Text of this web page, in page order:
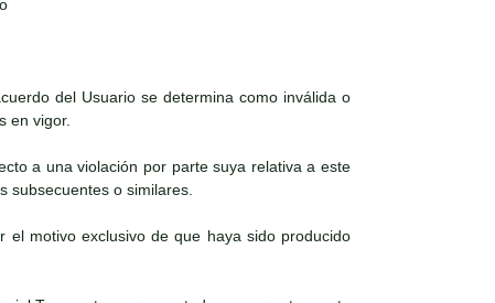
del Usuario se determina como inválida o
en vigor.
a una violación por parte suya relativa a este
subsecuentes o similares.
motivo exclusivo de que haya sido producido